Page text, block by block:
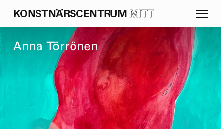
KONSTNÄRSCENTRUM MITT
Anna Törrönen